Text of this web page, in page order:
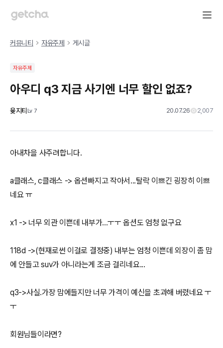
커뮤니티 자유주제 게시글
자유주제
아우디 q3 지금 사기엔 너무 할인 없죠?
윶지티 Lv 7 20.07.26 2,007
아내차을 사주려합니다.
a클래스, c클래스 -> 옵션빠지고 작아서...탈락 이쁘긴 굉장히 이쁘
네요 ㅠ
x1 -> 너무 외관 이쁜데 내부가...ㅜㅜ 옵션도 엄청 없구요
118d ->(현재로썬 이걸로 결정중) 내부는 엄청 이쁜데 외장이 좀 맘
에 안들고 suv가 아니라는게 조금 걸리네요...
q3->사실.가장 맘에들지만 너무 가격이 예신을 초과해 버렸네요 ㅜ
ㅜ
회원님들이라면?